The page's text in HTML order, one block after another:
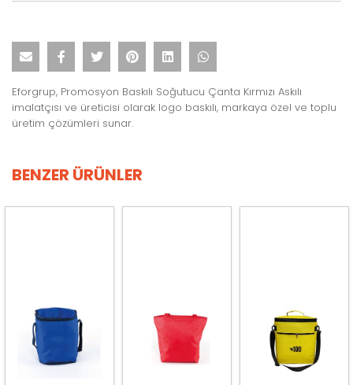
Eforgrup, Promosyon Baskılı Soğutucu Çanta Kırmızı Askılı
imalatçısı ve üreticisi olarak logo baskılı, markaya özel ve toplu
üretim çözümleri sunar.
BENZER ÜRÜNLER